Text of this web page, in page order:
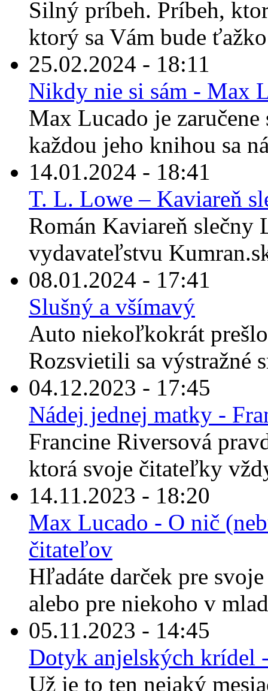
Silný príbeh. Príbeh,
ktorý sa Vám bude
25.02.2024 - 18:11
Nikdy nie si sám - Max
Max Lucado je
každou jeho knihou sa
14.01.2024 - 18:41
T. L. Lowe – Kaviareň
Román Kaviareň slečny
vydavateľstvu
08.01.2024 - 17:41
Slušný a všímavý
Auto niekoľkokrát
Rozsvietili sa výstražné
04.12.2023 - 17:45
Nádej jednej matky -
Francine Riversová
ktorá svoje čitateľky
14.11.2023 - 18:20
Max Lucado - O nič
čitateľov
Hľadáte darček pre
alebo pre niekoho v
05.11.2023 - 14:45
Dotyk anjelských krídel
Už je to ten nejaký